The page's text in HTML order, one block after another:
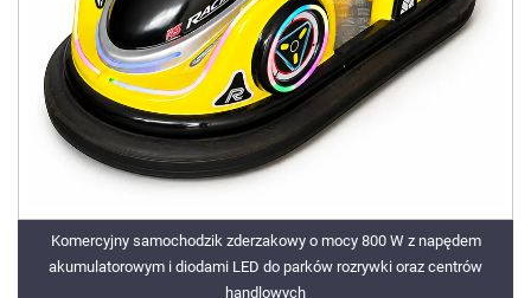
Komercyjny samochodzik zderzakowy o mocy 800 W z napędem
akumulatorowym i diodami LED do parków rozrywki oraz centrów
handlowych